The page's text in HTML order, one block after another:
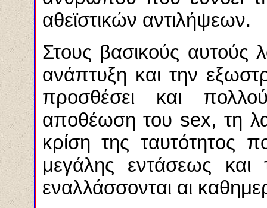
αθεϊστικών αντιλήψεων.
Στους βασικούς αυτούς
ανάπτυξη και την
προσθέσει και
αποθέωση του sex, τη
κρίση της ταυτότητος
μεγάλης εντάσεως και
εναλλάσσονται αι